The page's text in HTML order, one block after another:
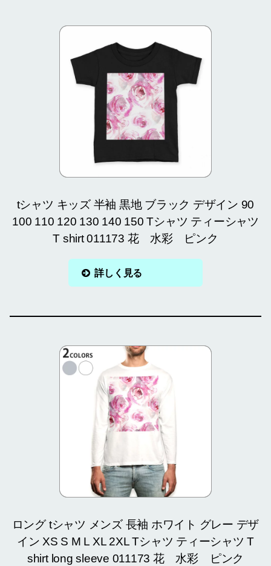
tシャツ キッズ 半袖 黒地 ブラック デザイン 90
100 110 120 130 140 150 Tシャツ ティーシャツ
T shirt 011173 花 水彩 ピンク
詳しく見る
ロング tシャツ メンズ 長袖 ホワイト グレー デザ
イン XS S M L XL 2XL Tシャツ ティーシャツ T
shirt long sleeve 011173 花 水彩 ピンク